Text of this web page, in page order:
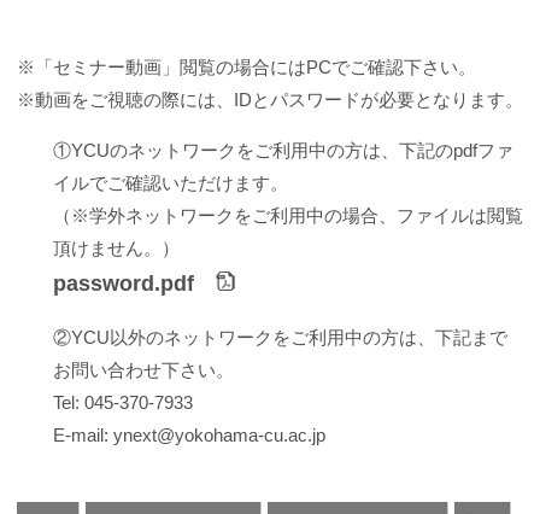
※「セミナー動画」閲覧の場合にはPCでご確認下さい。
※動画をご視聴の際には、IDとパスワードが必要となります。
①YCUのネットワークをご利用中の方は、下記のpdfファ
イルでご確認いただけます。
（※学外ネットワークをご利用中の場合、ファイルは閲覧
頂けません。）
password.pdf
②YCU以外のネットワークをご利用中の方は、下記まで
お問い合わせ下さい。
Tel: 045-370-7933
E-mail: ynext@yokohama-cu.ac.jp